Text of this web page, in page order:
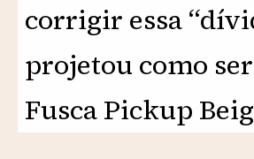
corrigir essa
projetou como
Fusca Pickup
corrigir essa
projetou como
Fusca Pickup